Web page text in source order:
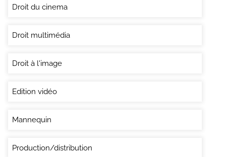
Droit du cinema
Droit multimédia
Droit à l'image
Edition vidéo
Mannequin
Production/distribution